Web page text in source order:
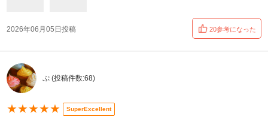
2026年06月05日投稿 20参考になった
ぷ (投稿件数:68)
★★★★★ SuperExcellent